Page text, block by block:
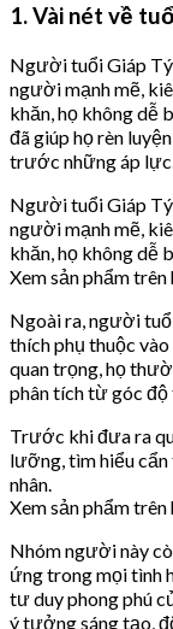
1. Vài nét về
Người tuổi Giáp
người mạnh mẽ,
khăn, họ không dễ
đã giúp họ rèn
trước những áp
Người tuổi Giáp
người mạnh mẽ,
khăn, họ không dễ
Xem sản phẩm trên
Ngoài ra, người
thích phụ thuộc
quan trọng, họ
phân tích từ góc độ
Trước khi đưa ra
lưỡng, tìm hiểu
nhân.
Xem sản phẩm trên
Nhóm người này
ứng trong mọi tình
tư duy phong phú
ý tưởng sáng tạo,